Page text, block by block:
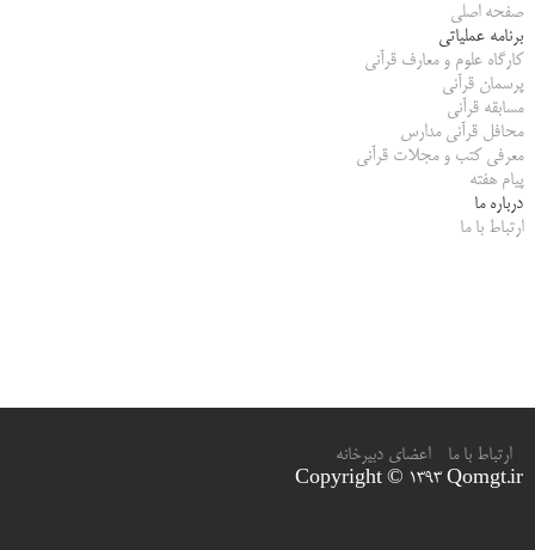
صفحه اصلی
برنامه عملیاتی
کارگاه علوم و معارف قرآنی
پرسمان قرآنی
مسابقه قرآنی
محافل قرآنی مدارس
معرفی کتب و مجلات قرآنی
پیام هفته
درباره ما
ارتباط با ما
ارتباط با ما
اعضای دبیرخانه
Copyright © 1393 Qomgt.ir